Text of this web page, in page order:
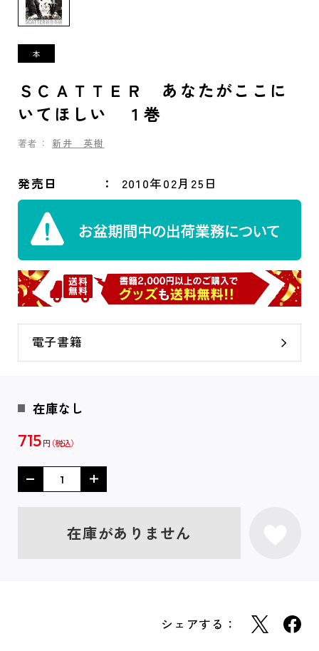
ＳＣＡＴＴＥＲ あなたがここに
いてほしい １巻
著者： 新井 英樹
発売日 2010年02月25日
電子書籍
在庫なし
715 円
在庫がありません
シェアする：